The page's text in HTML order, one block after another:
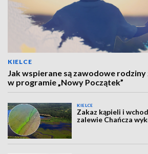
KIELCE
Jak wspierane są zawodowe
w programie „Nowy Początek”
KIELCE
Zakaz kąpieli i
zalewie Chańcza